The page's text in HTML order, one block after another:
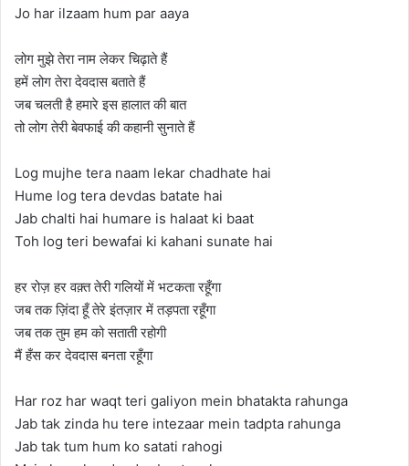
Jo har ilzaam hum par aaya
लोग मुझे तेरा नाम लेकर चिढ़ाते हैं
हमें लोग तेरा देवदास बताते हैं
जब चलती है हमारे इस हालात की बात
तो लोग तेरी बेवफाई की कहानी सुनाते हैं
Log mujhe tera naam lekar chadhate hai
Hume log tera devdas batate hai
Jab chalti hai humare is halaat ki baat
Toh log teri bewafai ki kahani sunate hai
हर रोज़ हर वक़्त तेरी गलियों में भटकता रहूँगा
जब तक ज़िंदा हूँ तेरे इंतज़ार में तड़पता रहूँगा
जब तक तुम हम को सताती रहोगी
मैं हँस कर देवदास बनता रहूँगा
Har roz har waqt teri galiyon mein bhatakta rahunga
Jab tak zinda hu tere intezaar mein tadpta rahunga
Jab tak tum hum ko satati rahogi